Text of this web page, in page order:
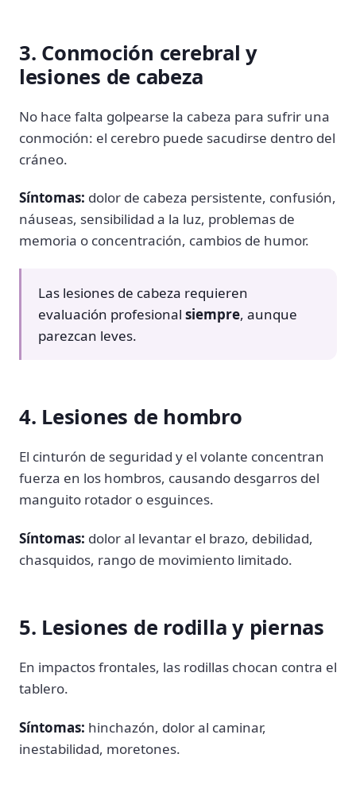
3. Conmoción cerebral y
lesiones de cabeza
No hace falta golpearse la cabeza para sufrir una
conmoción: el cerebro puede sacudirse dentro del
cráneo.
Síntomas: dolor de cabeza persistente, confusión,
náuseas, sensibilidad a la luz, problemas de
memoria o concentración, cambios de humor.
Las lesiones de cabeza requieren
evaluación profesionalsiempre, aunque
parezcan leves.
4. Lesiones de hombro
El cinturón de seguridad y el volante concentran
fuerza en los hombros, causando desgarros del
manguito rotador o esguinces.
Síntomas: dolor al levantar el brazo, debilidad,
chasquidos, rango de movimiento limitado.
5. Lesiones de rodilla y piernas
En impactos frontales, las rodillas chocan contra el
tablero.
Síntomas: hinchazón, dolor al caminar,
inestabilidad, moretones.